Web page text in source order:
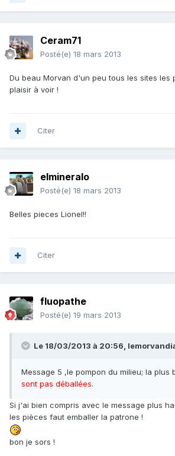
Ceram71
Posté(e) 18 mars 2013
Du beau Morvan d'un peu tous les sites les
plaisir à voir !
Citer
elmineralo
Posté(e) 18 mars 2013
Belles pieces Lionel!!
Citer
fluopathe
Posté(e) 19 mars 2013
Le 18/03/2013 à 20:56,
Message 5 ,le pompon du milieu; la plus
sont pas déballées.
Si j'ai bien compris avec le message plus
les pièces faut emballer la patrone !
bon je sors !